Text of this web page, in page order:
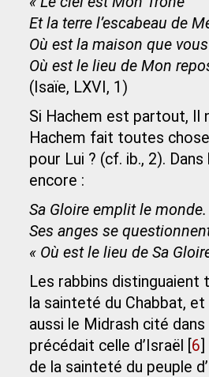
Et la terre l’escabeau de
Où est la maison que
Où est le lieu de Mon
(Isaïe, LXVI, 1)
Si Hachem est partout, Il
Hachem fait toutes
pour Lui ? (cf. ib., 2).
encore :
Sa Gloire emplit le monde.
Ses anges se
« Où est le lieu de Sa
Les rabbins
la sainteté du Chabbat,
aussi le Midrash cité dans
précédait celle d’Israël
6
de la sainteté du peuple